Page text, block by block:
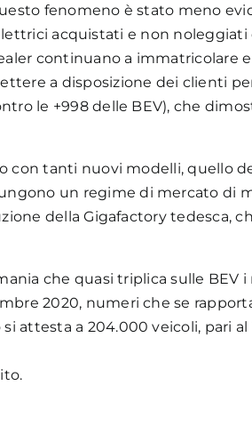
fenomeno è stato meno
acquistati e non
continuano a immatricolare
a disposizione dei clienti
le +998 delle BEV), che
con tanti nuovi modelli, quello
un regime di mercato di
della Gigafactory tedesca,
che quasi triplica sulle
2020, numeri che se
attesta a 204.000 veicoli, pari